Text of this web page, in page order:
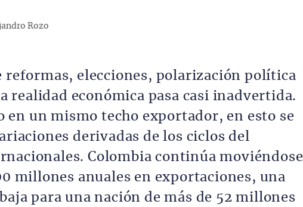
Rozo
reformas, elecciones, polarización política
realidad económica pasa casi inadvertida.
en un mismo techo exportador, en esto se
derivadas de los ciclos del
Colombia continúa moviéndose
millones anuales en exportaciones, una
para una nación de más de 52 millones